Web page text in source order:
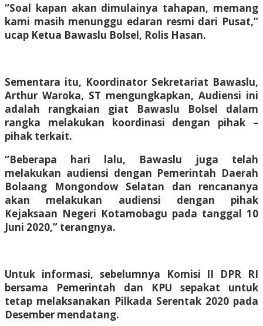
“Soal kapan akan dimulainya tahapan, memang
kami masih menunggu edaran resmi dari Pusat,”
ucap Ketua Bawaslu Bolsel, Rolis Hasan.
Sementara itu, Koordinator Sekretariat Bawaslu,
Arthur Waroka, ST mengungkapkan, Audiensi ini
adalah rangkaian giat Bawaslu Bolsel dalam
rangka melakukan koordinasi dengan pihak –
pihak terkait.
“Beberapa hari lalu, Bawaslu juga telah
melakukan audiensi dengan Pemerintah Daerah
Bolaang Mongondow Selatan dan rencananya
akan melakukan audiensi dengan pihak
Kejaksaan Negeri Kotamobagu pada tanggal 10
Juni 2020,” terangnya.
Untuk informasi, sebelumnya Komisi II DPR RI
bersama Pemerintah dan KPU sepakat untuk
tetap melaksanakan Pilkada Serentak 2020 pada
Desember mendatang.